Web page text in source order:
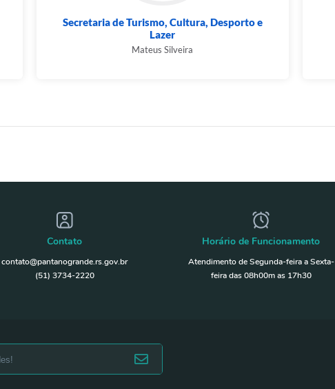
Secretaria de Turismo, Cultura, Desporto e
Lazer
Mateus Silveira
Contato
contato@pantanogrande.rs.gov.br
(51) 3734-2220
Horário de Funcionamento
Atendimento de Segunda-feira a Sexta-
feira das 08h00m as 17h30